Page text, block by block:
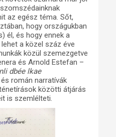
az egész téma. Sőt,
hogy országukban
él, és hogy ennek a
a közel száz éve
közül szemezgetve
és Arnold Estefan –
dbée lkae
román narratívák
közötti átjárás
is szemlélteti.